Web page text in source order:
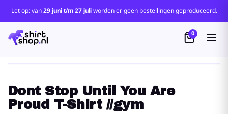
Let op: van29 juni t/m 27 juliworden er geen bestellingen geproduceerd.
0
Dont Stop Until You Are
Proud T-Shirt //gym